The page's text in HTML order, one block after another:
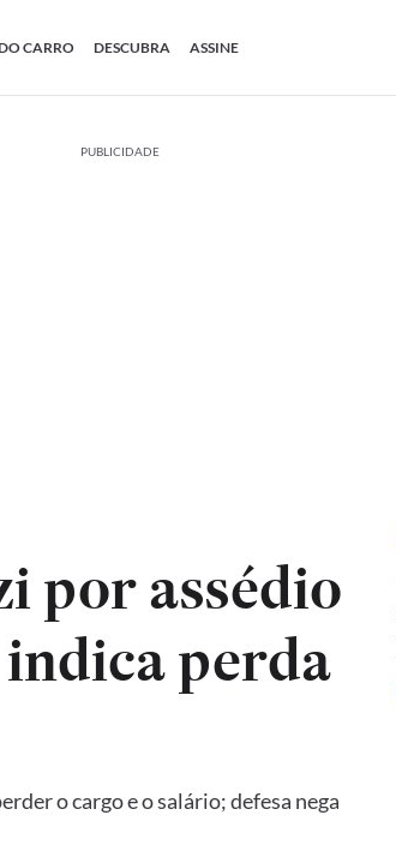
CARRO DESCUBRA ASSINE
PUBLICIDADE
por assédio
perda
o cargo e o salário; defesa nega